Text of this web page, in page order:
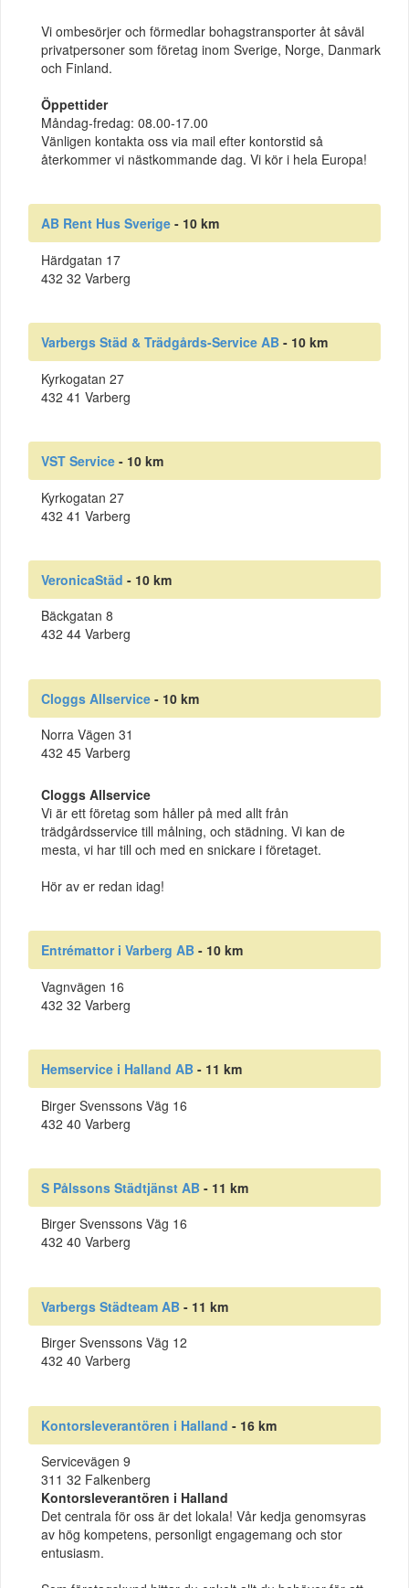
Vi ombesörjer och förmedlar bohagstransporter åt såväl
privatpersoner som företag inom Sverige, Norge, Danmark
och Finland.
Öppettider
Måndag-fredag: 08.00-17.00
Vänligen kontakta oss via mail efter kontorstid så
återkommer vi nästkommande dag. Vi kör i hela Europa!
AB Rent Hus Sverige - 10 km
Härdgatan 17
432 32 Varberg
Varbergs Städ & Trädgårds-Service AB - 10 km
Kyrkogatan 27
432 41 Varberg
VST Service - 10 km
Kyrkogatan 27
432 41 Varberg
VeronicaStäd - 10 km
Bäckgatan 8
432 44 Varberg
Cloggs Allservice - 10 km
Norra Vägen 31
432 45 Varberg
Cloggs Allservice
Vi är ett företag som håller på med allt från
trädgårdsservice till målning, och städning. Vi kan de
mesta, vi har till och med en snickare i företaget.
Hör av er redan idag!
Entrémattor i Varberg AB - 10 km
Vagnvägen 16
432 32 Varberg
Hemservice i Halland AB - 11 km
Birger Svenssons Väg 16
432 40 Varberg
S Pålssons Städtjänst AB - 11 km
Birger Svenssons Väg 16
432 40 Varberg
Varbergs Städteam AB - 11 km
Birger Svenssons Väg 12
432 40 Varberg
Kontorsleverantören i Halland - 16 km
Servicevägen 9
311 32 Falkenberg
Kontorsleverantören i Halland
Det centrala för oss är det lokala! Vår kedja genomsyras
av hög kompetens, personligt engagemang och stor
entusiasm.